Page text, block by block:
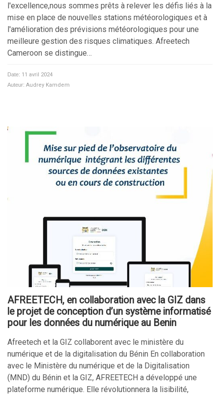
l'excellence,nous sommes prêts à relever les défis liés à la
mise en place de nouvelles stations météorologiques et à
l'amélioration des prévisions météorologiques pour une
meilleure gestion des risques climatiques. Afreetech
Cameroon se distingue…
Date: 11 avril 2024
Auteur: Audrey Kamdem
AFREETECH, en collaboration avec la GIZ dans
le projet de conception d’un système informatisé
pour les données du numérique au Benin
Afreetech et la GIZ collaborent avec le ministère du
numérique et de la digitalisation du Bénin En collaboration
avec le Ministère du numérique et de la Digitalisation
(MND) du Bénin et la GIZ, AFREETECH a développé une
plateforme numérique. Elle révolutionnera la lisibilité,